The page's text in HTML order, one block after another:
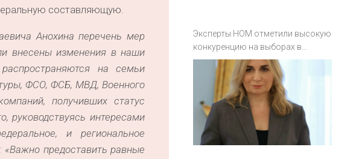
составляющую.
Анохина перечень мер
внесены изменения в наши
на семьи
ФСО, ФСБ, МВД, Военного
получивших статус
руководствуясь интересами
и региональное
предоставить равные
Эксперты НОМ отметили высокую
конкуренцию на выборах в
Смоленской области